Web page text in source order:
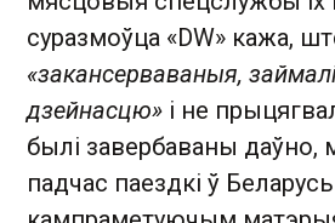
суразмоўца «DW» кажа,
«закансерваваныя,
дзейнасцю» і не
былі завербаваны даўно,
падчас паездкі ў